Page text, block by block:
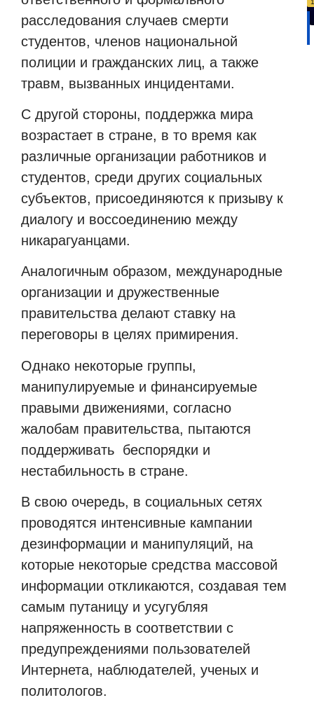
расследования случаев смерти
студентов, членов национальной
полиции и гражданских лиц, а также
травм, вызванных инцидентами.
С другой стороны, поддержка мира
возрастает в стране, в то время как
различные организации работников и
студентов, среди других социальных
субъектов, присоединяются к призыву к
диалогу и воссоединению между
никарагуанцами.
Аналогичным образом, международные
организации и дружественные
правительства делают ставку на
переговоры в целях примирения.
Однако некоторые группы,
манипулируемые и финансируемые
правыми движениями, согласно
жалобам правительства, пытаются
поддерживать беспорядки и
нестабильность в стране.
В свою очередь, в социальных сетях
проводятся интенсивные кампании
дезинформации и манипуляций, на
которые некоторые средства массовой
информации откликаются, создавая тем
самым путаницу и усугубляя
напряженность в соответствии с
предупреждениями пользователей
Интернета, наблюдателей, ученых и
политологов.